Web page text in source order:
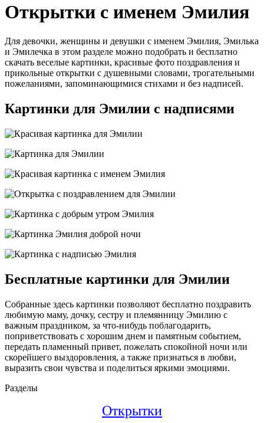
Открытки с именем Эмилия
Для девочки, женщины и девушки с именем Эмилия, Эмилька
и Эмилечка в этом разделе можно подобрать и бесплатно
скачать веселые картинки, красивые фото поздравления и
прикольные открытки с душевными словами, трогательными
пожеланиями, запоминающимися стихами и без надписей.
Картинки для Эмилии с надписями
Бесплатные картинки для Эмилии
Собранные здесь картинки позволяют бесплатно поздравить
любимую маму, дочку, сестру и племянницу Эмилию с
важным праздником, за что-нибудь поблагодарить,
поприветствовать с хорошим днем и памятным событием,
передать пламенный привет, пожелать спокойной ночи или
скорейшего выздоровления, а также признаться в любви,
выразить свои чувства и поделиться яркими эмоциями.
Разделы
Открытки